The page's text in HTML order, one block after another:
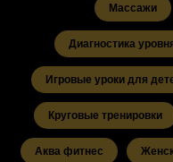
Массажи
Диагностика
Игровые уроки для
Круговые тренировки
Аква фитнес